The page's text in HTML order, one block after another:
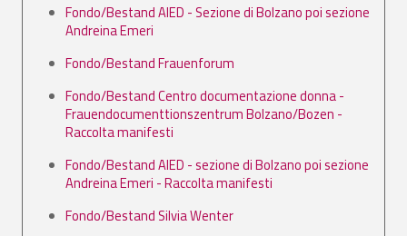
Fondo/Bestand AIED - Sezione di Bolzano poi sezione
Andreina Emeri
Fondo/Bestand Frauenforum
Fondo/Bestand Centro documentazione donna -
Frauendocumenttionszentrum Bolzano/Bozen -
Raccolta manifesti
Fondo/Bestand AIED - sezione di Bolzano poi sezione
Andreina Emeri - Raccolta manifesti
Fondo/Bestand Silvia Wenter